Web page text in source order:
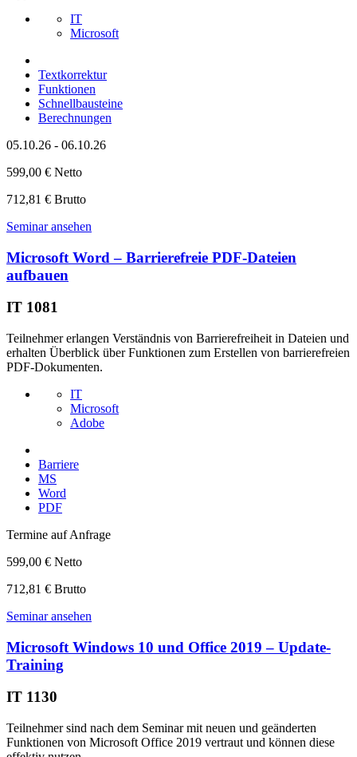
IT
Microsoft
Textkorrektur
Funktionen
Schnellbausteine
Berechnungen
05.10.26 - 06.10.26
599,00 € Netto
712,81 € Brutto
Seminar ansehen
Microsoft Word – Barrierefreie PDF-Dateien
aufbauen
IT 1081
Teilnehmer erlangen Verständnis von Barrierefreiheit in Dateien und
erhalten Überblick über Funktionen zum Erstellen von barrierefreien
PDF-Dokumenten.
IT
Microsoft
Adobe
Barriere
MS
Word
PDF
Termine auf Anfrage
599,00 € Netto
712,81 € Brutto
Seminar ansehen
Microsoft Windows 10 und Office 2019 – Update-
Training
IT 1130
Teilnehmer sind nach dem Seminar mit neuen und geänderten
Funktionen von Microsoft Office 2019 vertraut und können diese